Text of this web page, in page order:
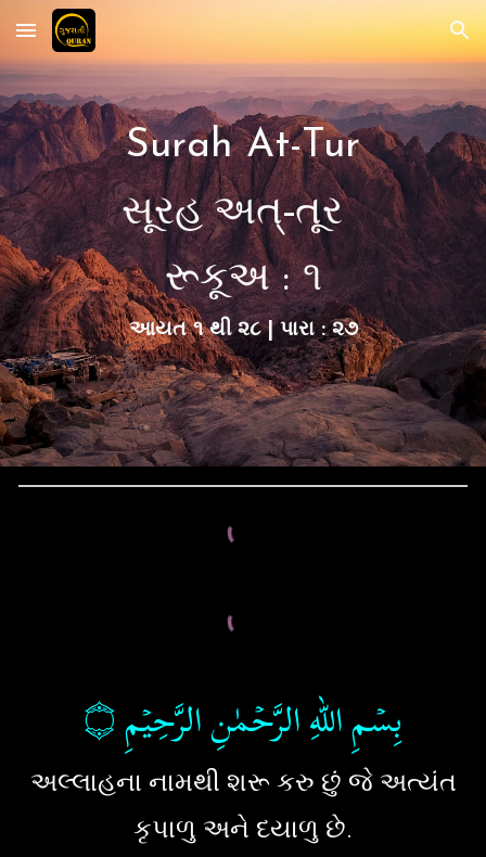
Skip to main content Skip to navigation
Surah At-Tur
સૂરહ અત્-તૂર
રૂકૂઅ : ૧
આયત ૧ થી૨૮| પારા :૨૭
بِسۡمِ اللهِ الرَّحۡمٰنِ الرَّحِيۡمِ۝
અલ્લાહના નામથી શરૂ કરુ છું જે અત્યંત
કૃપાળુ અને દયાળુ છે.